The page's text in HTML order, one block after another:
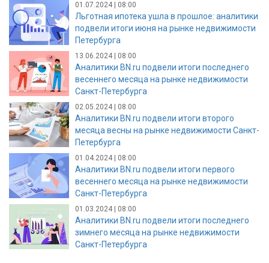
01.07.2024 | 08:00
Льготная ипотека ушла в прошлое: аналитики
подвели итоги июня на рынке недвижимости
Петербурга
13.06.2024 | 08:00
Аналитики BN.ru подвели итоги последнего
весеннего месяца на рынке недвижимости
Санкт-Петербурга
02.05.2024 | 08:00
Аналитики BN.ru подвели итоги второго
месяца весны на рынке недвижимости Санкт-
Петербурга
01.04.2024 | 08:00
Аналитики BN.ru подвели итоги первого
весеннего месяца на рынке недвижимости
Санкт-Петербурга
01.03.2024 | 08:00
Аналитики BN.ru подвели итоги последнего
зимнего месяца на рынке недвижимости
Санкт-Петербурга